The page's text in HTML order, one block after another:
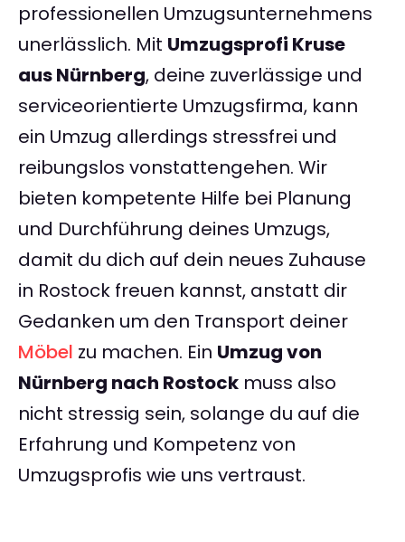
professionellen Umzugsunternehmens
unerlässlich. Mit Umzugsprofi Kruse
aus Nürnberg, deine zuverlässige und
serviceorientierte Umzugsfirma, kann
ein Umzug allerdings stressfrei und
reibungslos vonstattengehen. Wir
bieten kompetente Hilfe bei Planung
und Durchführung deines Umzugs,
damit du dich auf dein neues Zuhause
in Rostock freuen kannst, anstatt dir
Gedanken um den Transport deiner
Möbel zu machen. Ein Umzug von
Nürnberg nach Rostock muss also
nicht stressig sein, solange du auf die
Erfahrung und Kompetenz von
Umzugsprofis wie uns vertraust.